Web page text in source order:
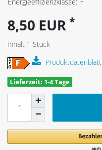
8,50 EUR *
Inhalt 1 Stück
Produktdatenblatt
Lieferzeit: 1-4 Tage